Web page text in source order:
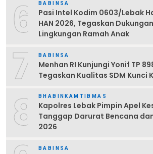
6 BABINSA
Pasi Intel Kodim 0603/Lebak
HAN 2026, Tegaskan
Lingkungan Ramah Anak
7 BABINSA
Menhan RI Kunjungi Yonif TP
Tegaskan Kualitas SDM Kunci
8 BHABINKAMTIBMAS
Kapolres Lebak Pimpin Apel
Tanggap Darurat Bencana
2026
BABINSA